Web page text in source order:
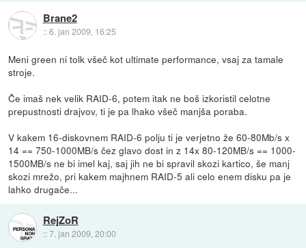
Brane2
::6. jan 2009, 16:25
Meni green ni tolk všeč kot ultimate performance, vsaj za tamale
stroje.
Če imaš nek velik RAID-6, potem itak ne boš izkoristil celotne
prepustnosti drajvov, ti je pa lhako všeč manjša poraba.
V kakem 16-diskovnem RAID-6 polju ti je verjetno že 60-80Mb/s x
14 == 750-1000MB/s čez glavo dost in z 14x 80-120MB/s == 1000-
1500MB/s ne bi imel kaj, saj jih ne bi spravil skozi kartico, še manj
skozi mrežo, pri kakem majhnem RAID-5 ali celo enem disku pa je
lahko drugače...
RejZoR
::7. jan 2009, 20:00